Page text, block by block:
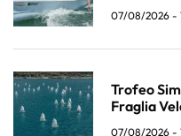
07/08/2026 -
Trofeo
Fraglia
07/08/2026 -